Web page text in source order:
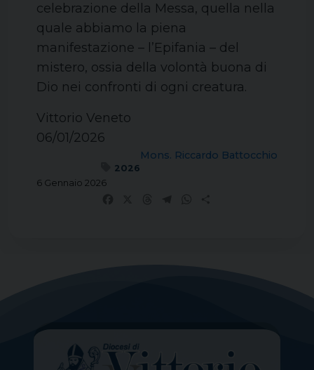
celebrazione della Messa, quella nella
quale abbiamo la piena
manifestazione – l’Epifania – del
mistero, ossia della volontà buona di
Dio nei confronti di ogni creatura.
Vittorio Veneto
06/01/2026
Mons. Riccardo Battocchio
2026
6 Gennaio 2026